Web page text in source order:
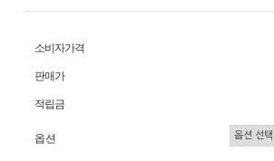
소비자가격
판매가
적립금
옵션